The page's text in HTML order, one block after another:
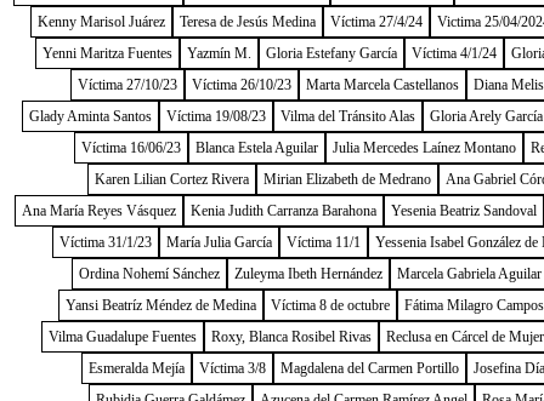
Kenny Marisol Juárez
Teresa de Jesús Medina Víctima 27/4/24
Victima 25/04/
Yenni Maritza Fuentes
Yazmín M. Gloria Estefany García Víctima 4/1/24
Víctima 27/10/23
Víctima 26/10/23 Marta Marcela Castellanos
Diana
Glady Aminta Santos
Víctima 19/08/23 Vilma del Tránsito Alas
Gloria Arely García
Víctima 16/06/23
Blanca Estela Aguilar Julia Mercedes Laínez Montano
Karen Lilian Cortez Rivera
Mirian Elizabeth de Medrano
Ana Gabriel
Ana María Reyes Vásquez
Kenia Judith Carranza Barahona
Yesenia Beatriz Sandoval
Víctima 31/1/23
María Julia García Víctima 11/1
Yessenia Isabel González
Ordina Nohemí Sánchez
Zuleyma Ibeth Hernández
Marcela Gabriela Aguilar
Yansi Beatríz Méndez de Medina
Víctima 8 de octubre
Fátima Milagro Campos
Vilma Guadalupe Fuentes
Roxy, Blanca Rosibel Rivas
Reclusa en Cárcel de
Esmeralda Mejía
Víctima 3/8 Magdalena del Carmen Portillo
Josefina